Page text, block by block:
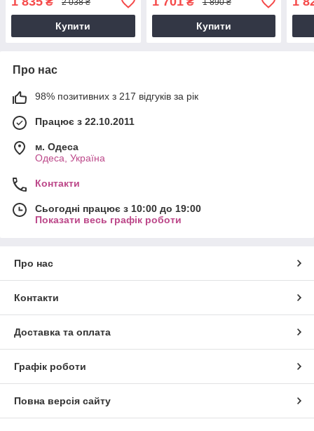
2 038 ₴
Купити
Hydrating Day Cream
Apple, 250 мл
1 890 ₴
Купити
Про нас
98% позитивних з 217 відгуків за рік
Працює з 22.10.2011
м. Одеса
Одеса, Україна
Контакти
Сьогодні працює з 10:00 до 19:00
Показати весь графік роботи
Про нас
Контакти
Доставка та оплата
Графік роботи
Повна версія сайту